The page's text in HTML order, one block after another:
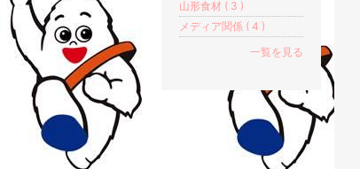
山形食材 ( 3 )
メディア関係 ( 4 )
一覧を見る